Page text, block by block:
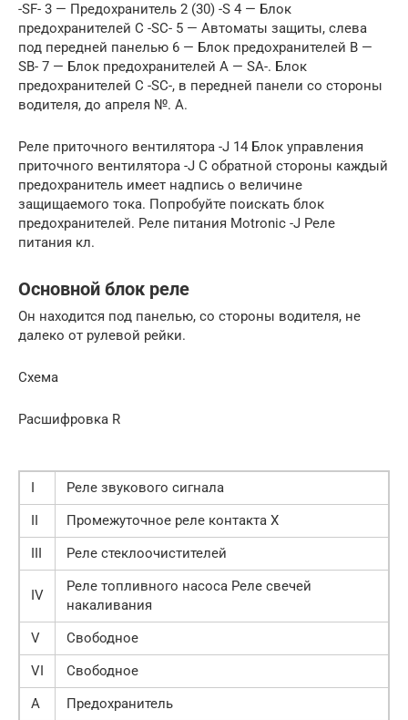
-SF- 3 — Предохранитель 2 (30) -S 4 — Блок
предохранителей C -SC- 5 — Автоматы защиты, слева
под передней панелью 6 — Блок предохранителей B —
SB- 7 — Блок предохранителей A — SA-. Блок
предохранителей C -SC-, в передней панели со стороны
водителя, до апреля №. А.
Реле приточного вентилятора -J 14 Блок управления
приточного вентилятора -J С обратной стороны каждый
предохранитель имеет надпись о величине
защищаемого тока. Попробуйте поискать блок
предохранителей. Реле питания Motronic -J Реле
питания кл.
Основной блок реле
Он находится под панелью, со стороны водителя, не
далеко от рулевой рейки.
Схема
Расшифровка R
Реле звукового сигнала
Промежуточное реле контакта Х
Реле стеклоочистителей
IV
Реле топливного насоса Реле свечей
накаливания
V
Свободное
VI
Свободное
A
Предохранитель